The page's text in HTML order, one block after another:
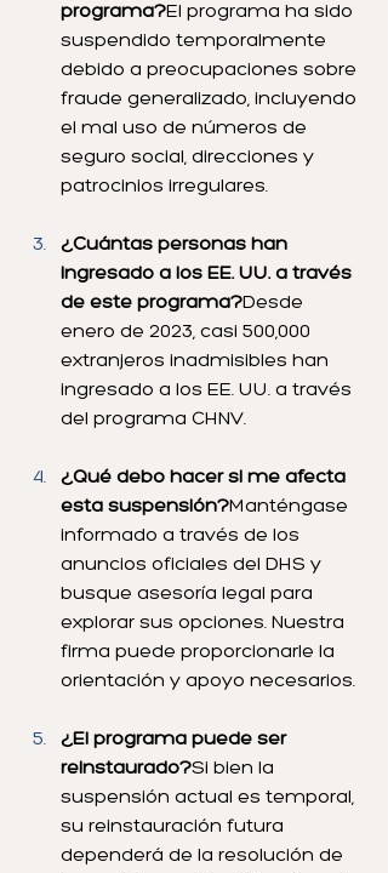
programa?El programa ha sido
suspendido temporalmente
debido a preocupaciones sobre
fraude generalizado, incluyendo
el mal uso de números de
seguro social, direcciones y
patrocinios irregulares.
¿Cuántas personas han
ingresado a los EE. UU. a través
de este programa?Desde
enero de 2023, casi 500,000
extranjeros inadmisibles han
ingresado a los EE. UU. a través
del programa CHNV.
¿Qué debo hacer si me afecta
esta suspensión?Manténgase
informado a través de los
anuncios oficiales del DHS y
busque asesoría legal para
explorar sus opciones. Nuestra
firma puede proporcionarle la
orientación y apoyo necesarios.
¿El programa puede ser
reinstaurado?Si bien la
suspensión actual es temporal,
su reinstauración futura
dependerá de la resolución de